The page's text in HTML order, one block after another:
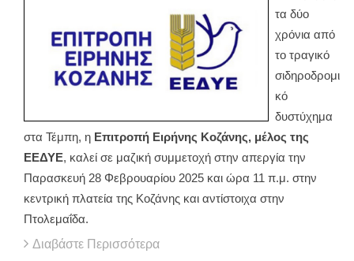
τα δύο
χρόνια από
το τραγικό
σιδηροδρομι
κό
δυστύχημα
στα Τέμπη, η Επιτροπή Ειρήνης Κοζάνης, μέλος της
ΕΕΔΥΕ, καλεί σε μαζική συμμετοχή στην απεργία την
Παρασκευή 28 Φεβρουαρίου 2025 και ώρα 11 π.μ. στην
κεντρική πλατεία της Κοζάνης και αντίστοιχα στην
Πτολεμαΐδα.
Διαβάστε Περισσότερα